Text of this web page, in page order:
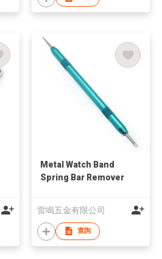
Metal Watch Band
Spring Bar Remover
雷鳴五金有限公司
查詢